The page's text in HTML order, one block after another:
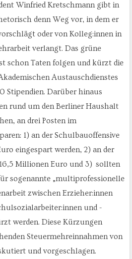
Winfried Kretschmann gibt in
denn Weg vor, in dem er
oder von Kolleg:innen in
verlangt. Das grüne
schon Taten folgen und kürzt die
Austauschdienstes
Stipendien. Darüber hinaus
rund um den Berliner Haushalt
an drei Posten im
1) an der Schulbauoffensive
eingespart werden, 2) an der
Millionen Euro und 3) sollten
sogenannte „multiprofessionelle
zwischen Erzieher:innen
und -
werden. Diese Kürzungen
Steuermehreinnahmen von
und vorgeschlagen.